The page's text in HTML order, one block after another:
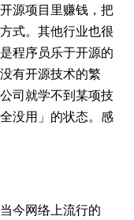
源项目里赚钱，把
式。其他行业也很
程序员乐于开源的
有开源技术的繁
司就学不到某项技
没用」的状态。感
今网络上流行的